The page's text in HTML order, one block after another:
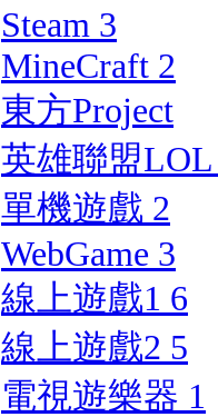
Steam 3
MineCraft 2
東方Project
英雄聯盟LOL
單機遊戲 2
WebGame 3
線上遊戲1 6
線上遊戲2 5
電視遊樂器 1